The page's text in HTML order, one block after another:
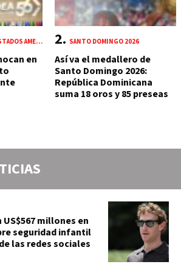
ORGANIZACIÓN DE ESTADOS AMERICANOS (OEA)
en
SANTO DOMINGO 2026
Así va el medallero de
Santo Domingo 2026:
República Dominicana
suma 18 oros y 85 preseas
millones en
seguridad infantil
las redes sociales